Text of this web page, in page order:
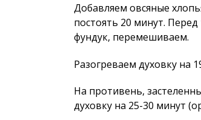
Добавляем овсяные
постоять 20 минут.
фундук, перемешиваем.
Разогреваем духовку на
На противень,
духовку на 25-30 минут